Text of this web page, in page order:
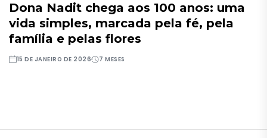
Dona Nadit chega aos 100 anos: uma
vida simples, marcada pela fé, pela
família e pelas flores
15 DE JANEIRO DE 2026 7 MESES